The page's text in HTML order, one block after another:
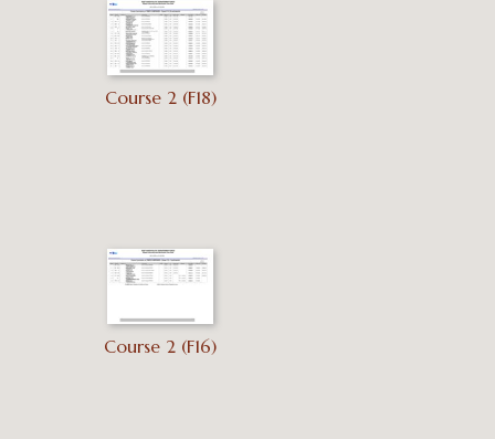
Course 2 (F18)
Course 2 (F16)